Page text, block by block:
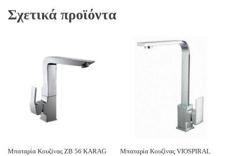
Σχετικά προϊόντα
Μπαταρία Κουζίνας ZB 56 KARAG
Μπαταρία Κουζίνας VIOSPIRAL